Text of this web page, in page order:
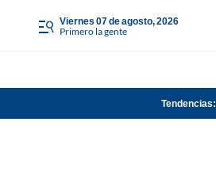
viernes 07 de agosto, 2026
Primero la gente
Tendencias: